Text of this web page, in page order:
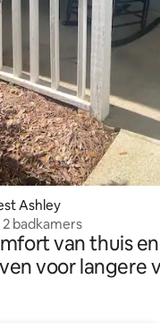
Ashley
2 badkamers
van thuis
voor langere